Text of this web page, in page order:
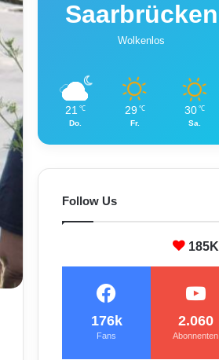
Saarbrücken
Wolkenlos
21 ℃
Do.
29 ℃
Fr.
30 ℃
Sa.
Follow Us
185K
176k
Fans
2.060
Abonnenten